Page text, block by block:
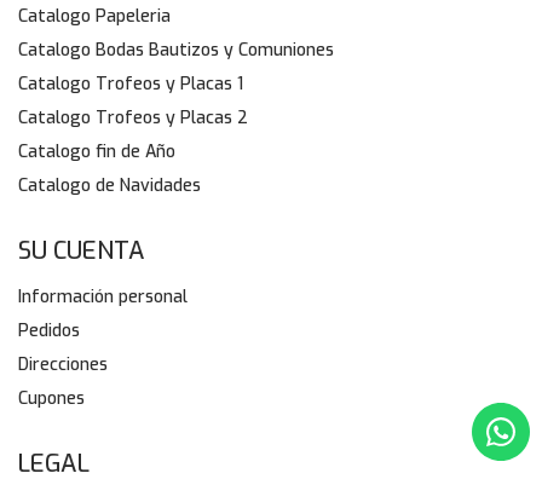
Catalogo Papeleria
Catalogo Bodas Bautizos y Comuniones
Catalogo Trofeos y Placas 1
Catalogo Trofeos y Placas 2
Catalogo fin de Año
Catalogo de Navidades
SU CUENTA
Información personal
Pedidos
Direcciones
Cupones
LEGAL